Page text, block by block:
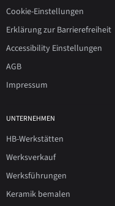
Cookie-Einstellungen
Erklärung zur Barrierefreiheit
Accessibility Einstellungen
AGB
Impressum
UNTERNEHMEN
HB-Werkstätten
Werksverkauf
Werksführungen
Keramik bemalen